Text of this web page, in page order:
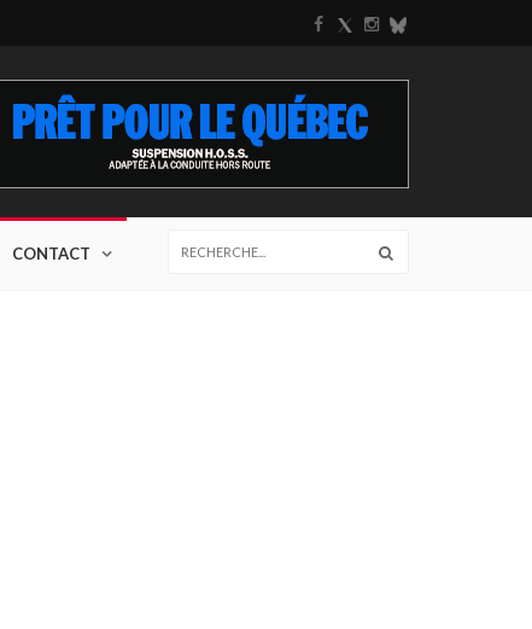
CONTACT